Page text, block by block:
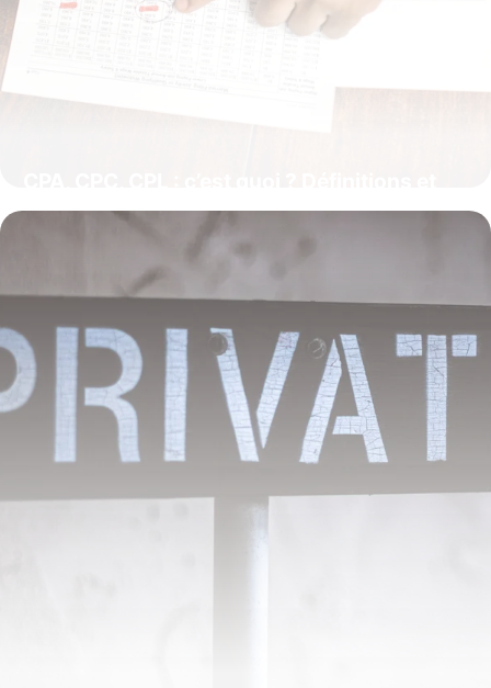
différences en affiliation